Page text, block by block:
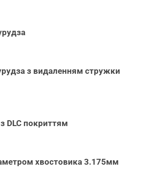
з видаленням стружки
DLC покриттям
хвостовика 3.175мм